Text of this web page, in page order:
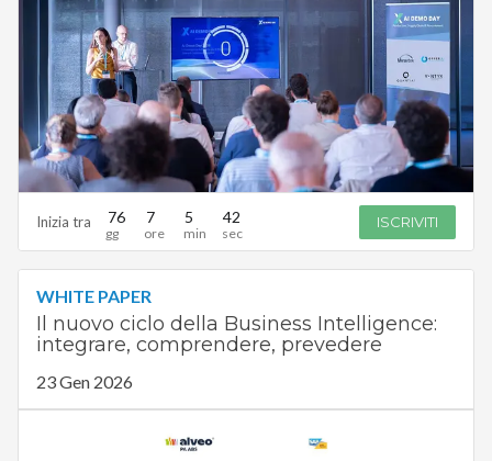
Inizia tra 76 7 5 41 ISCRIVITI
WHITE PAPER
Il nuovo ciclo della Business Intelligence:
integrare, comprendere, prevedere
23 Gen 2026